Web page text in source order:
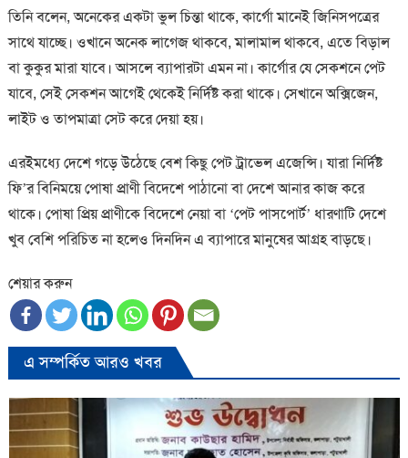
তিনি বলেন, অনেকের একটা ভুল চিন্তা থাকে, কার্গো মানেই জিনিসপত্রের
সাথে যাচ্ছে। ওখানে অনেক লাগেজ থাকবে, মালামাল থাকবে, এতে বিড়াল
বা কুকুর মারা যাবে। আসলে ব্যাপারটা এমন না। কার্গোর যে সেকশনে পেট
যাবে, সেই সেকশন আগেই থেকেই নির্দিষ্ট করা থাকে। সেখানে অক্সিজেন,
লাইট ও তাপমাত্রা সেট করে দেয়া হয়।
এরইমধ্যে দেশে গড়ে উঠেছে বেশ কিছু পেট ট্রাভেল এজেন্সি। যারা নির্দিষ্ট
ফি’র বিনিময়ে পোষা প্রাণী বিদেশে পাঠানো বা দেশে আনার কাজ করে
থাকে। পোষা প্রিয় প্রাণীকে বিদেশে নেয়া বা ‘পেট পাসপোর্ট’ ধারণাটি দেশে
খুব বেশি পরিচিত না হলেও দিনদিন এ ব্যাপারে মানুষের আগ্রহ বাড়ছে।
শেয়ার করুন
এ সম্পর্কিত আরও খবর